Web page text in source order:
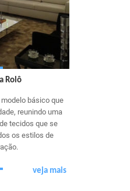
Rolô
básico que
reunindo uma
tecidos que se
os estilos de
veja mais